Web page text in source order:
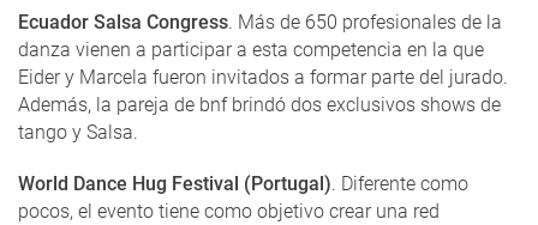
Ecuador Salsa Congress. Más de 650 profesionales de la
danza vienen a participar a esta competencia en la que
Eider y Marcela fueron invitados a formar parte del jurado.
Además, la pareja de bnf brindó dos exclusivos shows de
tango y Salsa.
World Dance Hug Festival (Portugal). Diferente como
pocos, el evento tiene como objetivo crear una red